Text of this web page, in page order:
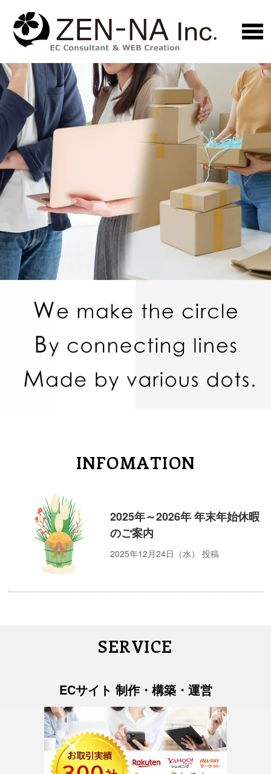
INFOMATION
2025年～2026年 年末年始休暇
のご案内
2025年12月24日（水） 投稿
SERVICE
ECサイト 制作・構築・運営